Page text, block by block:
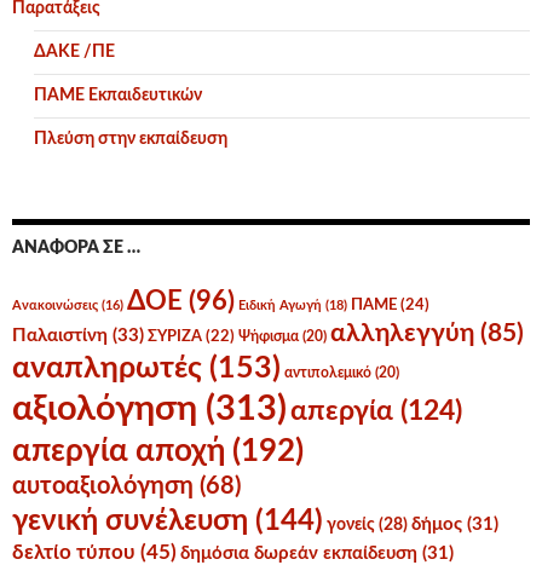
Παρατάξεις
ΔΑΚΕ /ΠΕ
ΠΑΜΕ Εκπαιδευτικών
Πλεύση στην εκπαίδευση
ΑΝΑΦΟΡΆ ΣΕ …
Ανακοινώσεις (16) ΔΟΕ (96) Ειδική Αγωγή (18) ΠΑΜΕ (24)
Παλαιστίνη (33) ΣΥΡΙΖΑ (22) Ψήφισμα (20) αλληλεγγύη (85)
αναπληρωτές (153) αντιπολεμικό (20)
αξιολόγηση (313)απεργία (124)
απεργία αποχή (192)
αυτοαξιολόγηση (68)
γενική συνέλευση (144) γονείς (28) δήμος (31)
δελτίο τύπου (45) δημόσια δωρεάν εκπαίδευση (31)